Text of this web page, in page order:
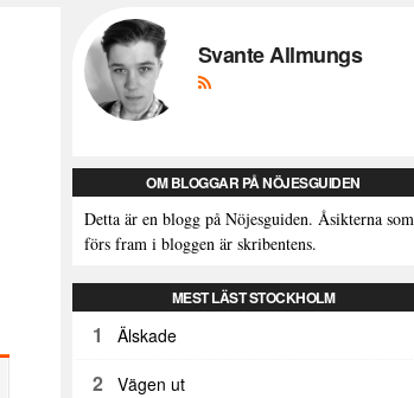
Svante Allmungs
OM BLOGGAR PÅ NÖJESGUIDEN
Detta är en blogg på Nöjesguiden. Åsikterna som
förs fram i bloggen är skribentens.
MEST LÄST STOCKHOLM
1 Älskade
2 Vägen ut